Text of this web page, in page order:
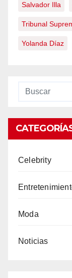
Salvador Illa
Tribunal
Yolanda Díaz
Celebrity
Moda
Noticias